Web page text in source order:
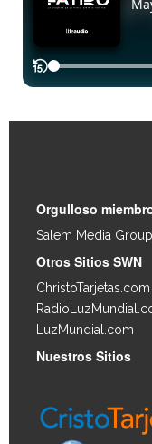
Orgulloso
Salem Media Group
Otros Sitios SWN
ChristoTarjetas.com
LuzMundial.com
Nuestros Sitios